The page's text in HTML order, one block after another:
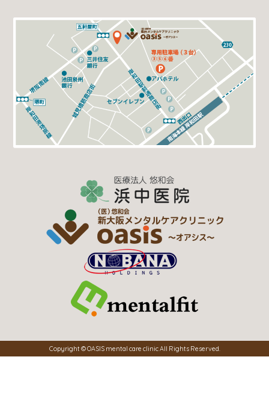
Copyright © OASIS mental care clinic All Rights Reserved.